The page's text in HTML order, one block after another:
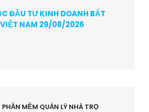
ĐẦU TƯ KINH DOANH BẤT
NAM 29/08/2026
MỀM QUẢN LÝ NHÀ TRỌ